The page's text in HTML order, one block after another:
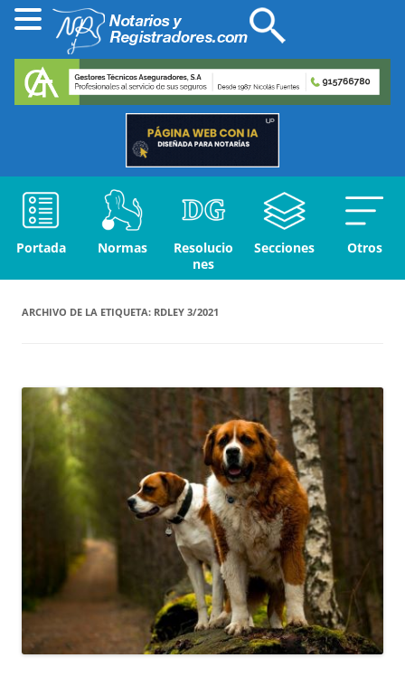
Portada Normas
Resolucio
nes
Secciones Otros
ARCHIVO DE LA ETIQUETA: RDLEY 3/2021